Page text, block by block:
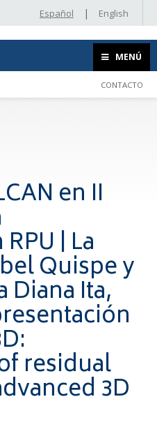
Español | English
MENÚ
CONTACTO
en II
| La
Quispe y
Diana Ita,
residual
3D